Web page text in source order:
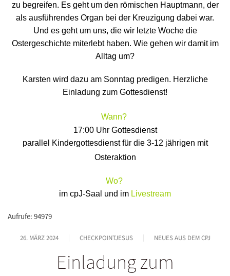
zu begreifen. Es geht um den römischen Hauptmann, der
als ausführendes Organ bei der Kreuzigung dabei war.
Und es geht um uns, die wir letzte Woche die
Ostergeschichte miterlebt haben. Wie gehen wir damit im
Alltag um?
Karsten wird dazu am Sonntag predigen. Herzliche
Einladung zum Gottesdienst!
Wann?
17:00 Uhr Gottesdienst
parallel Kindergottesdienst für die 3-12 jährigen mit
Osteraktion
Wo?
im cpJ-Saal und im Livestream
Aufrufe: 94979
26. MÄRZ 2024 CHECKPOINTJESUS NEUES AUS DEM CPJ
Einladung zum